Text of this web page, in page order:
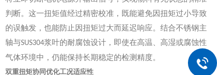
判断。这一扭矩值经过精密校准，既能避免因扭矩过小导致
的误触发，也能防止因扭矩过大而延迟响应。结合不锈钢主
轴与SUS304浆叶的耐腐蚀设计，即使在高温、高湿或腐蚀性
气体环境中，仍能保持长期稳定的检测精度。
双重扭矩协同优化工况适应性